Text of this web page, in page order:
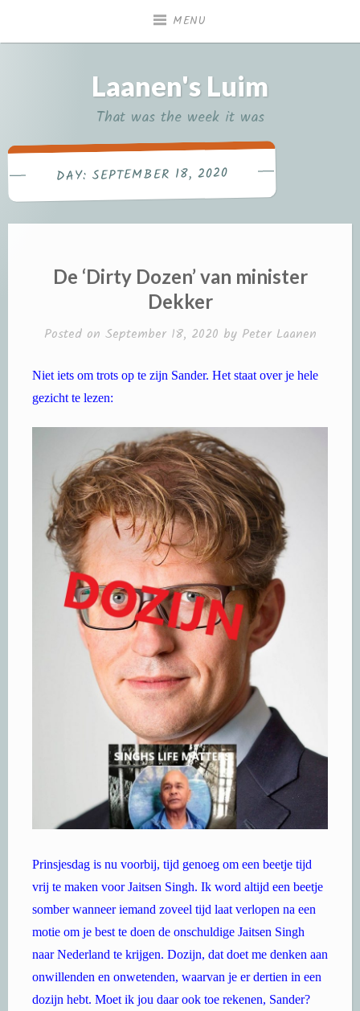
MENU
Laanen's Luim
That was the week it was
DAY:SEPTEMBER 18, 2020
De ‘Dirty Dozen’ van minister
Dekker
Posted on September 18, 2020 by Peter Laanen
Niet iets om trots op te zijn Sander. Het staat over je hele
gezicht te lezen:
Prinsjesdag is nu voorbij, tijd genoeg om een beetje tijd
vrij te maken voor Jaitsen Singh. Ik word altijd een beetje
somber wanneer iemand zoveel tijd laat verlopen na een
motie om je best te doen de onschuldige Jaitsen Singh
naar Nederland te krijgen. Dozijn, dat doet me denken aan
onwillenden en onwetenden, waarvan je er dertien in een
dozijn hebt. Moet ik jou daar ook toe rekenen, Sander?